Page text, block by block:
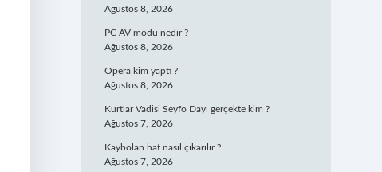
Ağustos 8, 2026
PC AV modu nedir ?
Ağustos 8, 2026
Opera kim yaptı ?
Ağustos 8, 2026
Kurtlar Vadisi Seyfo Dayı gerçekte kim ?
Ağustos 7, 2026
Kaybolan hat nasıl çıkarılır ?
Ağustos 7, 2026